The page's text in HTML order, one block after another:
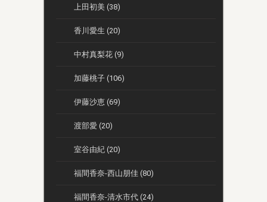
上田初美 (38)
香川愛生 (20)
中村真梨花 (9)
加藤桃子 (106)
伊藤沙恵 (69)
渡部愛 (20)
室谷由紀 (20)
福間香奈-西山朋佳 (80)
福間香奈-清水市代 (24)